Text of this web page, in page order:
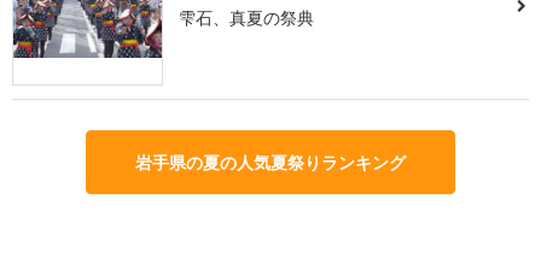
雫石、真夏の祭典
岩手県の夏の人気夏祭りランキング